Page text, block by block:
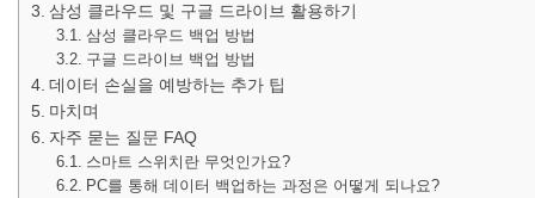
삼성 클라우드 및 구글 드라이브 활용하기
삼성 클라우드 백업 방법
구글 드라이브 백업 방법
데이터 손실을 예방하는 추가 팁
마치며
자주 묻는 질문 FAQ
스마트 스위치란 무엇인가요?
PC를 통해 데이터 백업하는 과정은 어떻게 되나요?